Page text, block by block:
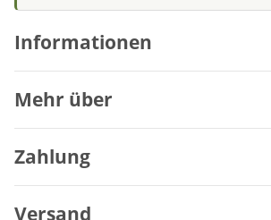
Informationen
Mehr über
Zahlung
Versand